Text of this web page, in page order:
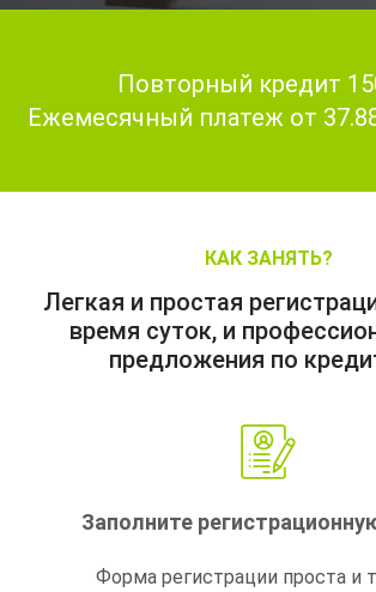
Повторный кредит
Ежемесячный платеж от
КАК ЗАНЯТЬ?
Легкая и простая
время суток, и
предложения по
Заполните
Форма регистрации проста и